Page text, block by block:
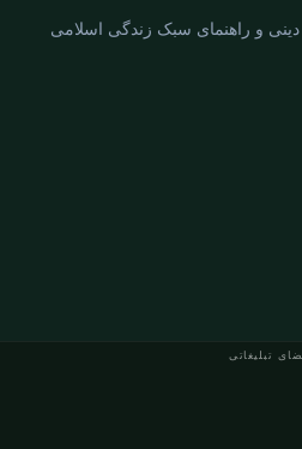
تبلیغاتی
دینی و راهنمای سبک زندگی اسلامی